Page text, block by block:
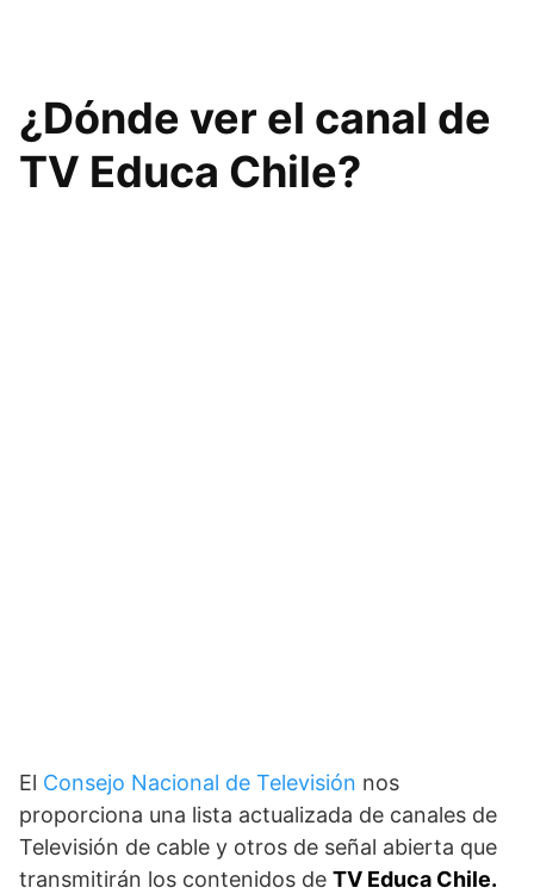
¿Dónde ver el canal de
TV Educa Chile?
El Consejo Nacional de Televisión nos
proporciona una lista actualizada de canales de
Televisión de cable y otros de señal abierta que
transmitirán los contenidos de TV Educa Chile.